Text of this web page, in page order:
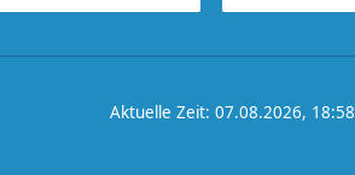
Aktuelle Zeit: 07.08.2026, 18:58